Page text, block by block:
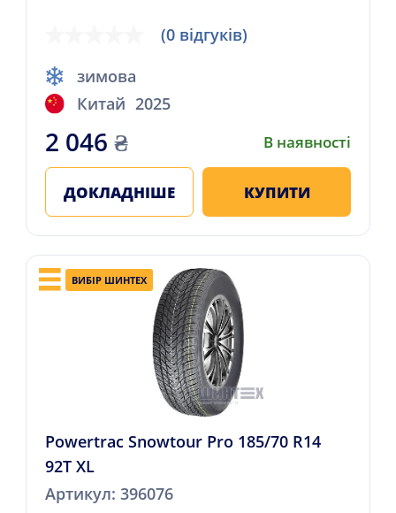
(0 відгуків)
зимова
Китай 2025
2 046 ₴ В наявності
ДОКЛАДНІШЕ КУПИТИ
ВИБІР ШИНТЕХ
Powertrac Snowtour Pro 185/70 R14
92T XL
Артикул: 396076